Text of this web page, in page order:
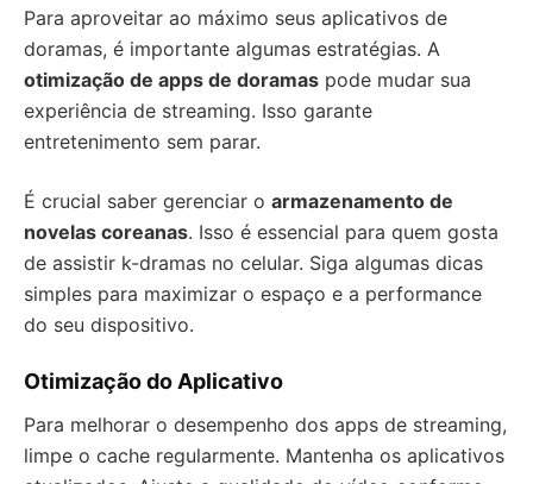
Para aproveitar ao máximo seus aplicativos de
doramas, é importante algumas estratégias. A
otimização de apps de doramas pode mudar sua
experiência de streaming. Isso garante
entretenimento sem parar.
É crucial saber gerenciar o armazenamento de
novelas coreanas. Isso é essencial para quem gosta
de assistir k-dramas no celular. Siga algumas dicas
simples para maximizar o espaço e a performance
do seu dispositivo.
Otimização do Aplicativo
Para melhorar o desempenho dos apps de streaming,
limpe o cache regularmente. Mantenha os aplicativos